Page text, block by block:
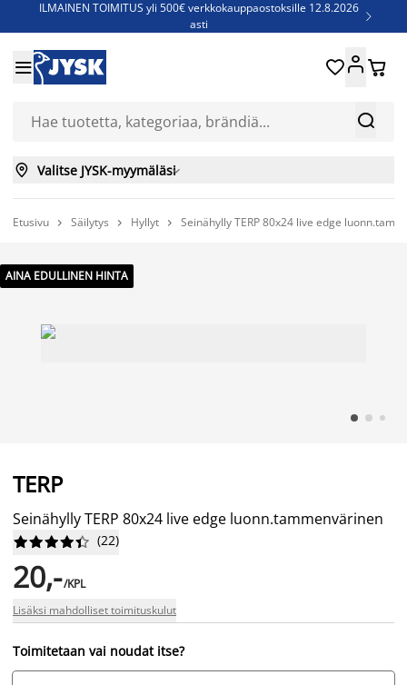
ILMAINEN TOIMITUS yli 500€ verkkokauppaostoksille 12.8.2026
asti

Jenkkisänkyjä - Säästä jopa 60%


 
 Valitse JYSK-myymäläsi
Etusivu  Säilytys  Hyllyt  Seinähylly TERP 80x24 live edge
AINA EDULLINEN HINTA
TERP
Seinähylly TERP 80x24 live edge luonn.tammenvärinen





 (22)
20,-/KPL
Lisäksi mahdolliset toimituskulut
Toimitetaan vai noudat itse?